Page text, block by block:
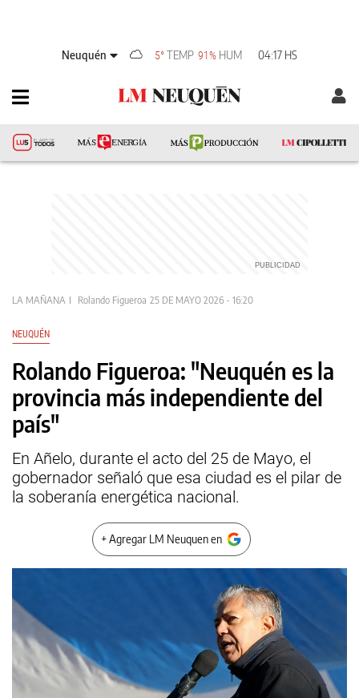
Neuquén 5°TEMP 91% HUM 04:17 HS
LA MAÑANA Rolando Figueroa 25 DE MAYO 2026 - 16:20
NEUQUÉN
Rolando Figueroa: "Neuquén es la
provincia más independiente del
país"
En Añelo, durante el acto del 25 de Mayo, el
gobernador señaló que esa ciudad es el pilar de
la soberanía energética nacional.
+ Agregar LM Neuquen en